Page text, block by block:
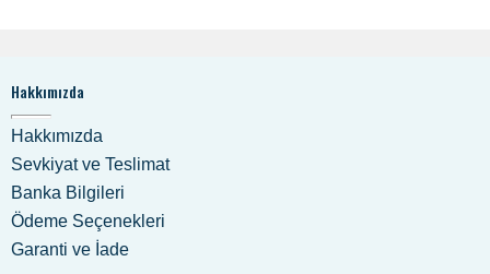
Hakkımızda
Hakkımızda
Sevkiyat ve Teslimat
Banka Bilgileri
Ödeme Seçenekleri
Garanti ve İade